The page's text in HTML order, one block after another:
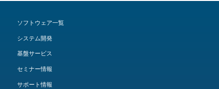
ソフトウェア一覧
システム開発
基盤サービス
セミナー情報
サポート情報